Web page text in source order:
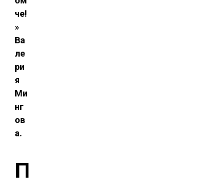
че!
»
Ва
ле
ри
я
Ми
нг
ов
а.
П